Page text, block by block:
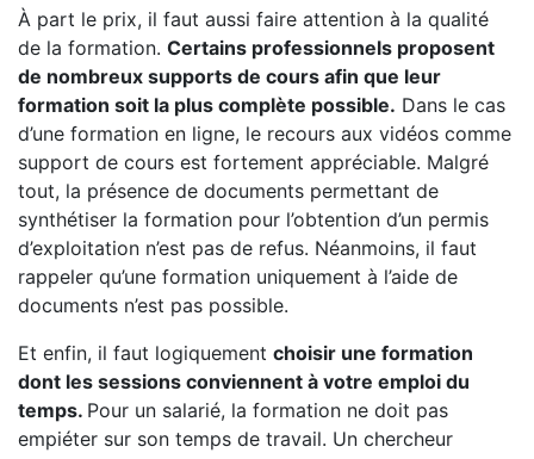
À part le prix, il faut aussi faire attention à la qualité
de la formation. Certains professionnels proposent
de nombreux supports de cours afin que leur
formation soit la plus complète possible. Dans le cas
d’une formation en ligne, le recours aux vidéos comme
support de cours est fortement appréciable. Malgré
tout, la présence de documents permettant de
synthétiser la formation pour l’obtention d’un permis
d’exploitation n’est pas de refus. Néanmoins, il faut
rappeler qu’une formation uniquement à l’aide de
documents n’est pas possible.
Et enfin, il faut logiquement choisir une formation
dont les sessions conviennent à votre emploi du
temps. Pour un salarié, la formation ne doit pas
empiéter sur son temps de travail. Un chercheur